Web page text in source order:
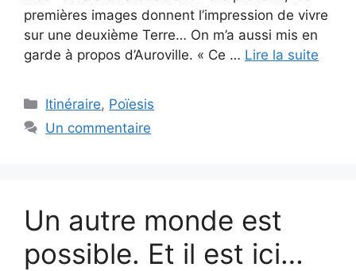
premières images donnent l’impression de vivre
sur une deuxième Terre… On m’a aussi mis en
garde à propos d’Auroville. « Ce … Lire la suite
Catégories
Itinéraire, Poïesis
Un commentaire
Un autre monde est
possible. Et il est ici…